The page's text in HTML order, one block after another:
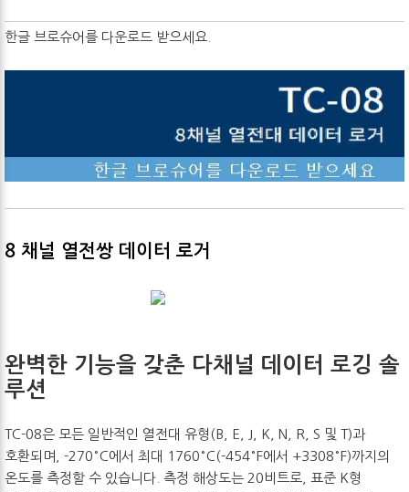
한글 브로슈어를 다운로드 받으세요.
8 채널 열전쌍 데이터 로거
완벽한 기능을 갖춘 다채널 데이터 로깅 솔
루션
TC-08은 모든 일반적인 열전대 유형(B, E, J, K, N, R, S 및 T)과
호환되며, -270°C에서 최대 1760°C(-454°F에서 +3308°F)까지의
온도를 측정할 수 있습니다. 측정 해상도는 20비트로, 표준 K형